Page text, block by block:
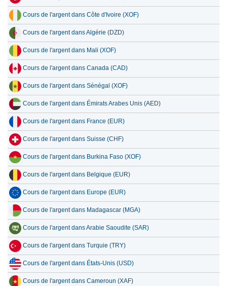
16 juillet 2026 48.70
15 juillet 2026 50.26
14 juillet 2026 51.48
13 juillet 2026 50.34
12 juillet 2026 52.26
11 juillet 2026 52.30
Cours de l'argent dans Côte d'Ivoire (XOF)
Cours de l'argent dans Algérie (DZD)
Cours de l'argent dans Mali (XOF)
Cours de l'argent dans Canada (CAD)
Cours de l'argent dans Sénégal (XOF)
Cours de l'argent dans Émirats Arabes Unis (AED)
Cours de l'argent dans France (EUR)
Cours de l'argent dans Suisse (CHF)
Cours de l'argent dans Burkina Faso (XOF)
Cours de l'argent dans Belgique (EUR)
Cours de l'argent dans Europe (EUR)
Cours de l'argent dans Madagascar (MGA)
Cours de l'argent dans Arabie Saoudite (SAR)
Cours de l'argent dans Turquie (TRY)
Cours de l'argent dans États-Unis (USD)
Cours de l'argent dans Cameroun (XAF)